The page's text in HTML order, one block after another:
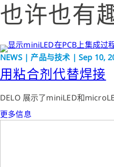
也许也有
NEWS | 产品与技术 | Sep 10,
用粘合剂代替焊接
DELO 展示了miniLED和
更多信息